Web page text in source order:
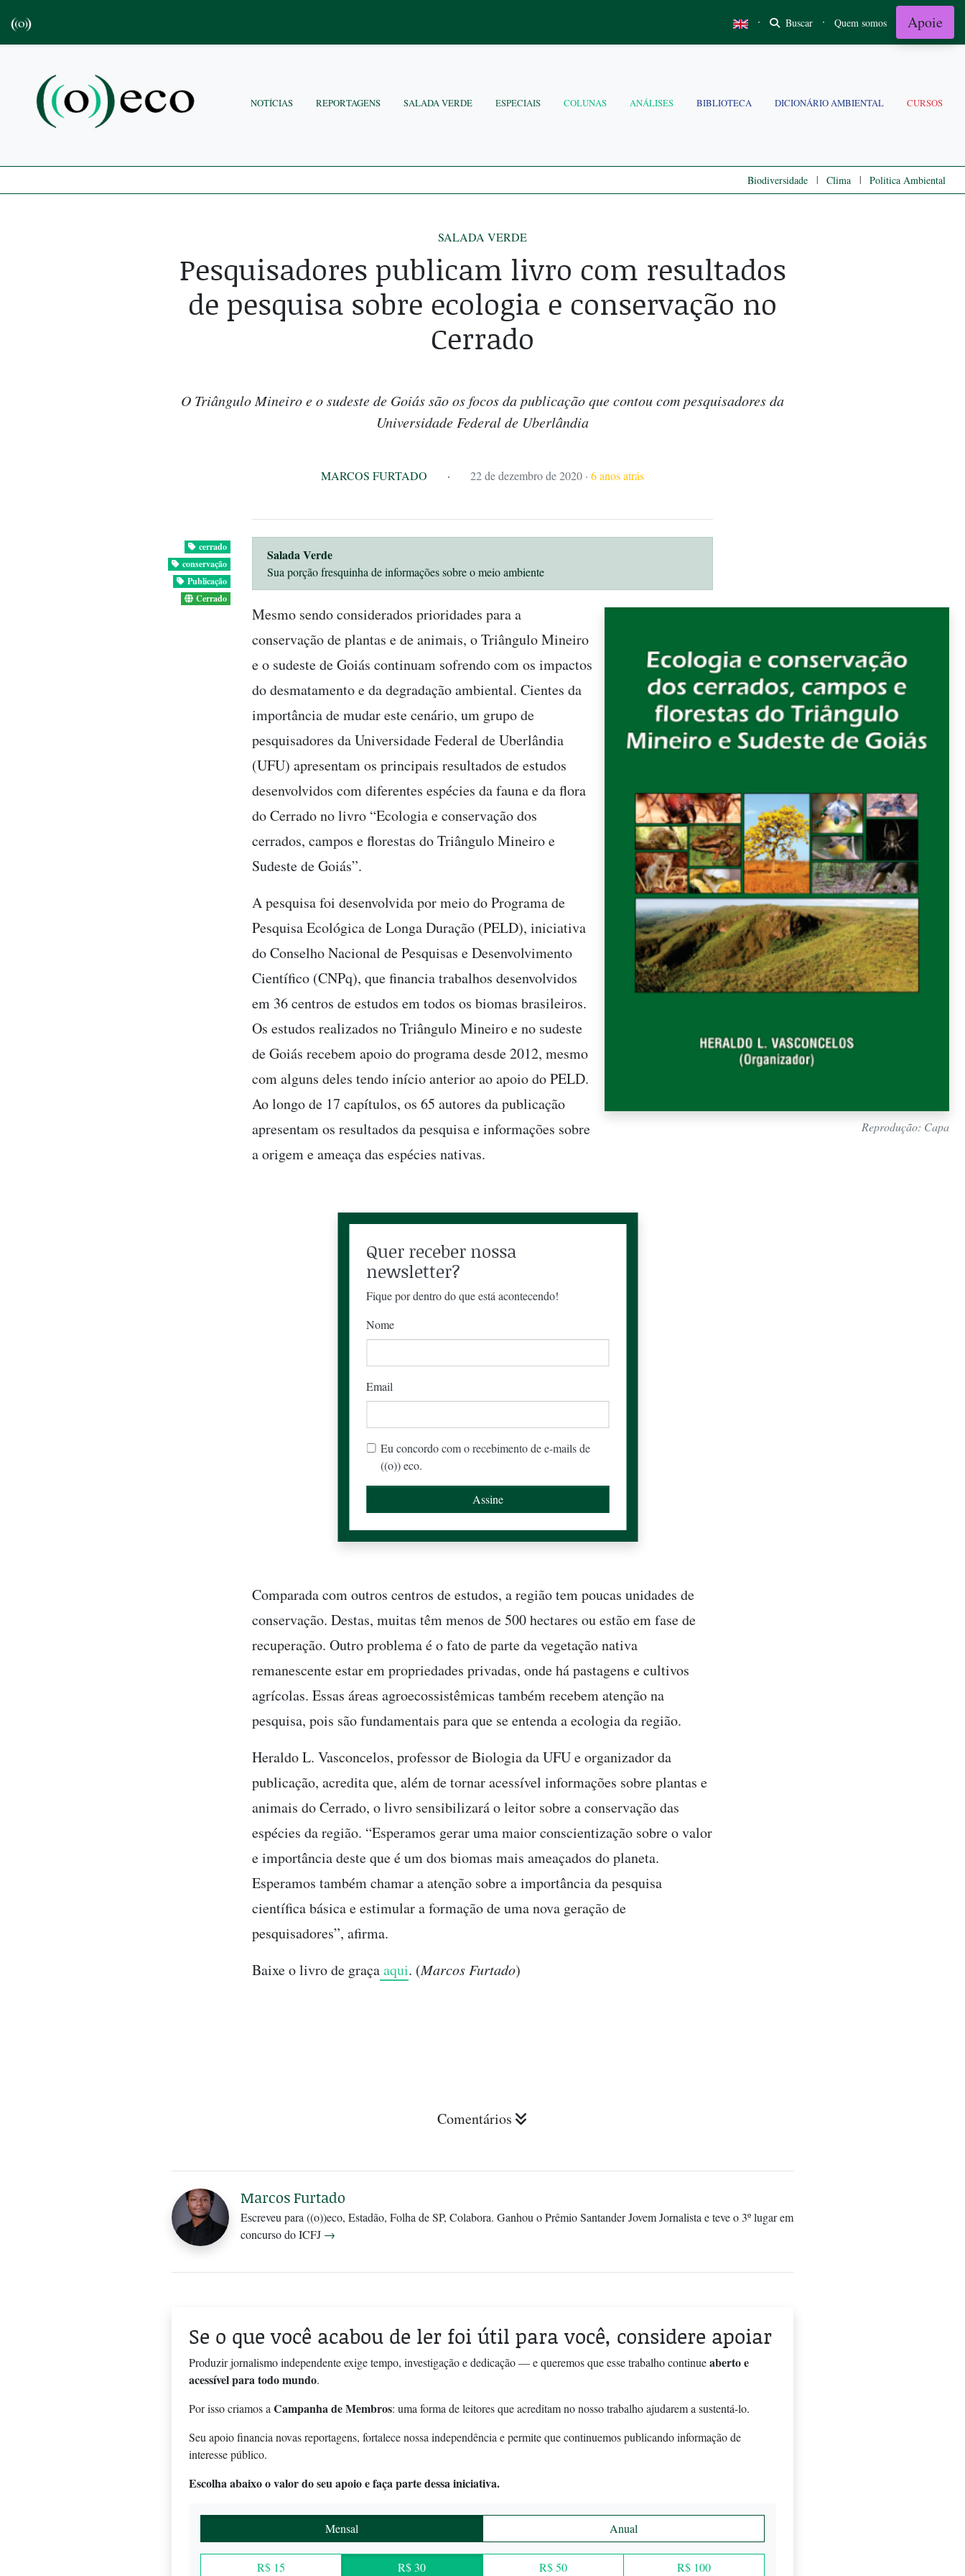
· Buscar · Quem somos Apoie
NOTÍCIAS REPORTAGENS SALADA VERDE ESPECIAIS COLUNAS ANÁLISES BIBLIOTECA DICIONÁRIO AMBIENTAL CURSOS
Biodiversidade | Clima | Politica Ambiental
SALADA VERDE
Pesquisadores publicam livro com resultados
de pesquisa sobre ecologia e conservação no
Cerrado
O Triângulo Mineiro e o sudeste de Goiás são os focos da publicação que contou com pesquisadores da
Universidade Federal de Uberlândia
MARCOS FURTADO · 22 de dezembro de 2020 · 6 anos atrás
cerrado
conservação
Publicação
Cerrado
Salada Verde
Sua porção fresquinha de informações sobre o meio ambiente
Reprodução: Capa
Mesmo sendo considerados prioridades para a
conservação de plantas e de animais, o Triângulo Mineiro
e o sudeste de Goiás continuam sofrendo com os impactos
do desmatamento e da degradação ambiental. Cientes da
importância de mudar este cenário, um grupo de
pesquisadores da Universidade Federal de Uberlândia
(UFU) apresentam os principais resultados de estudos
desenvolvidos com diferentes espécies da fauna e da flora
do Cerrado no livro “Ecologia e conservação dos
cerrados, campos e florestas do Triângulo Mineiro e
Sudeste de Goiás”.
A pesquisa foi desenvolvida por meio do Programa de
Pesquisa Ecológica de Longa Duração (PELD), iniciativa
do Conselho Nacional de Pesquisas e Desenvolvimento
Científico (CNPq), que financia trabalhos desenvolvidos
em 36 centros de estudos em todos os biomas brasileiros.
Os estudos realizados no Triângulo Mineiro e no sudeste
de Goiás recebem apoio do programa desde 2012, mesmo
com alguns deles tendo início anterior ao apoio do PELD.
Ao longo de 17 capítulos, os 65 autores da publicação
apresentam os resultados da pesquisa e informações sobre
a origem e ameaça das espécies nativas.
Quer receber nossa
newsletter?
Fique por dentro do que está acontecendo!
Nome
Email
Eu concordo com o recebimento de e-mails de
((o)) eco.
Comparada com outros centros de estudos, a região tem poucas unidades de
conservação. Destas, muitas têm menos de 500 hectares ou estão em fase de
recuperação. Outro problema é o fato de parte da vegetação nativa
remanescente estar em propriedades privadas, onde há pastagens e cultivos
agrícolas. Essas áreas agroecossistêmicas também recebem atenção na
pesquisa, pois são fundamentais para que se entenda a ecologia da região.
Heraldo L. Vasconcelos, professor de Biologia da UFU e organizador da
publicação, acredita que, além de tornar acessível informações sobre plantas e
animais do Cerrado, o livro sensibilizará o leitor sobre a conservação das
espécies da região. “Esperamos gerar uma maior conscientização sobre o valor
e importância deste que é um dos biomas mais ameaçados do planeta.
Esperamos também chamar a atenção sobre a importância da pesquisa
científica básica e estimular a formação de uma nova geração de
pesquisadores”, afirma.
Baixe o livro de graçaaqui. (Marcos Furtado)
Comentários
Marcos Furtado
Escreveu para ((o))eco, Estadão, Folha de SP, Colabora. Ganhou o Prêmio Santander Jovem Jornalista e teve o 3º lugar em
concurso do ICFJ →
Se o que você acabou de ler foi útil para você, considere apoiar
Produzir jornalismo independente exige tempo, investigação e dedicação — e queremos que esse trabalho continueaberto e
acessível para todo mundo.
Por isso criamos a Campanha de Membros: uma forma de leitores que acreditam no nosso trabalho ajudarem a sustentá-lo.
Seu apoio financia novas reportagens, fortalece nossa independência e permite que continuemos publicando informação de
interesse público.
Escolha abaixo o valor do seu apoio e faça parte dessa iniciativa.
Mensal Anual
R$ 15 R$ 30 R$ 50 R$ 100